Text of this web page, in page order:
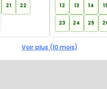
21 22 12 13 14
23 24 25
Voir plus (10 mois)